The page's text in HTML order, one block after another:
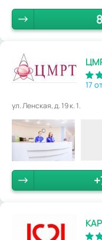
17
ул. Ленская, д. 19 к. 1.